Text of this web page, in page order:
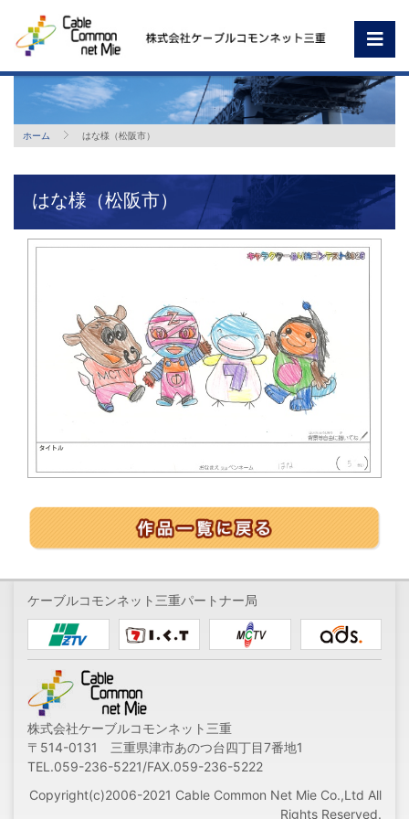
ホーム はな様（松阪市）
はな様（松阪市）
ケーブルコモンネット三重パートナー局
株式会社ケーブルコモンネット三重
〒514-0131 三重県津市あのつ台四丁目7番地1
TEL.059-236-5221/FAX.059-236-5222
Copyright(c)2006-2021 Cable Common Net Mie Co.,Ltd All
Rights Reserved.